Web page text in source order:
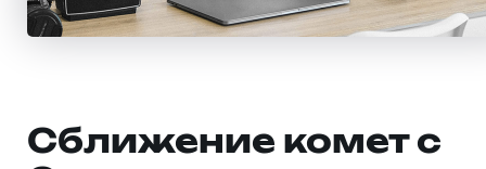
Сближение комет с